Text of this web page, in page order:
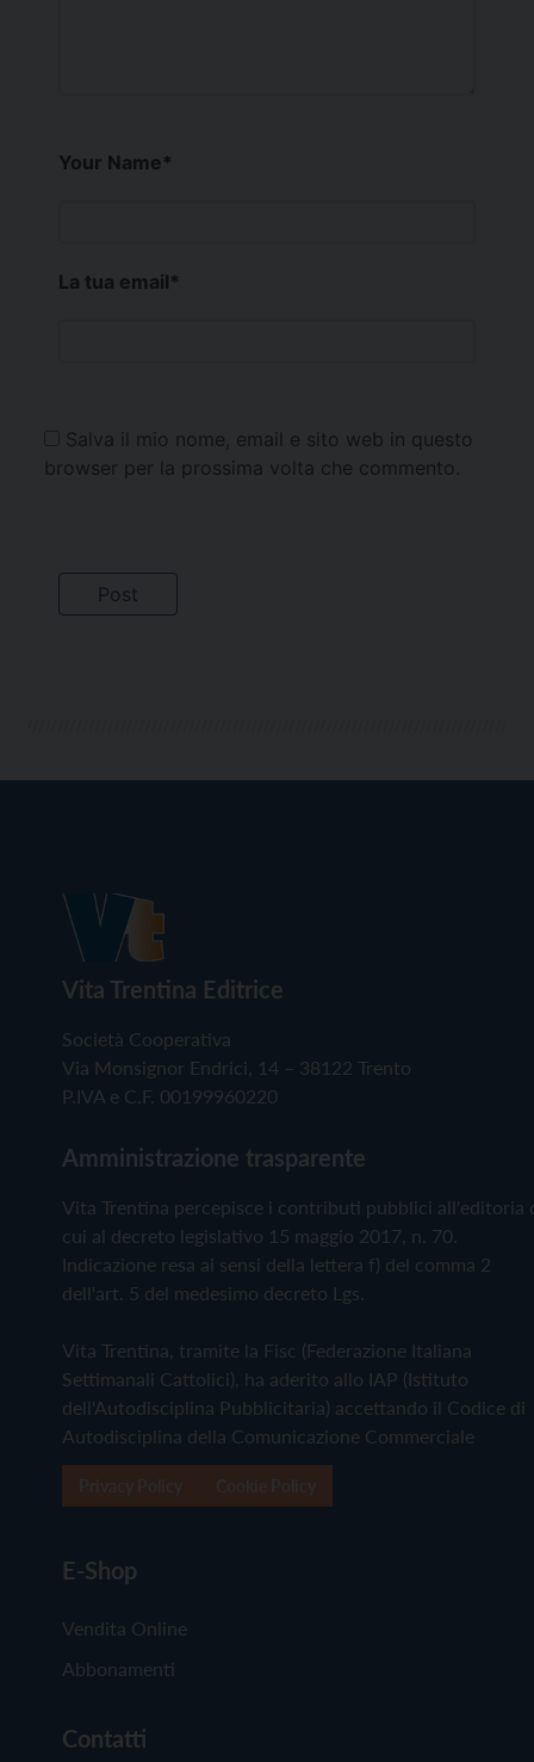
Your Name*
La tua email*
Salva il mio nome, email e sito web in questo
browser per la prossima volta che commento.
Vita Trentina Editrice
Società Cooperativa
Via Monsignor Endrici, 14 – 38122 Trento
P.IVA e C.F. 00199960220
Amministrazione trasparente
Vita Trentina percepisce i contributi pubblici all'editoria
cui al decreto legislativo 15 maggio 2017, n. 70.
Indicazione resa ai sensi della lettera f) del comma 2
dell'art. 5 del medesimo decreto Lgs.
Vita Trentina, tramite la Fisc (Federazione Italiana
Settimanali Cattolici), ha aderito allo IAP (Istituto
dell'Autodisciplina Pubblicitaria) accettando il Codice di
Autodisciplina della Comunicazione Commerciale
E-Shop
Vendita Online
Abbonamenti
Contatti